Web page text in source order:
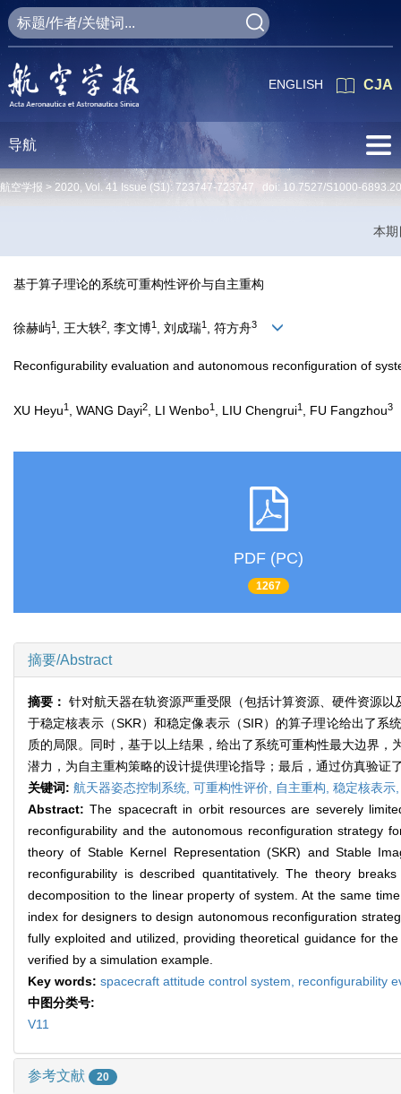
CJA
ENGLISH
导航
航空学报 > 2020, Vol. 41 Issue (S1): 723747-723747 doi: 10.7527/S1000-
本
基于算子理论的系统可重构性评价与自主重构
徐赫屿1 , 王大轶2, 李文博1 , 刘成瑞1 , 符方舟3
Reconfigurability evaluation and autonomous reconfiguration of
XU Heyu1 , WANG Dayi2 , LI Wenbo1 , LIU Chengrui1 , FU Fangzhou3
PDF (PC)
1267
摘要/Abstract
摘要： 针对航天器在轨资源严重受限（包括计算资源、硬件资源
于稳定核表示（SKR）和稳定像表示（SIR）的算子理论给出了
质的局限。同时，基于以上结果，给出了系统可重构性最大边界
潜力，为自主重构策略的设计提供理论指导；最后，通过仿真验证
关键词: 航天器姿态控制系统, 可重构性评价, 自主重构, 稳定核表
Abstract:The spacecraft in orbit resources are severely
reconfigurability and the autonomous reconfiguration strategy
theory of Stable Kernel Representation (SKR) and Stable
reconfigurability is described quantitatively. The theory
decomposition to the linear property of system. At the same
index for designers to design autonomous reconfiguration
fully exploited and utilized, providing theoretical guidance for
verified by a simulation example.
Key words: spacecraft attitude control system, reconfigurability
中图分类号:
V11
参考文献 20